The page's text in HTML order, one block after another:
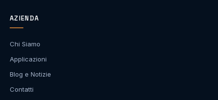
AZIENDA
Chi Siamo
Applicazioni
Blog e Notizie
Contatti